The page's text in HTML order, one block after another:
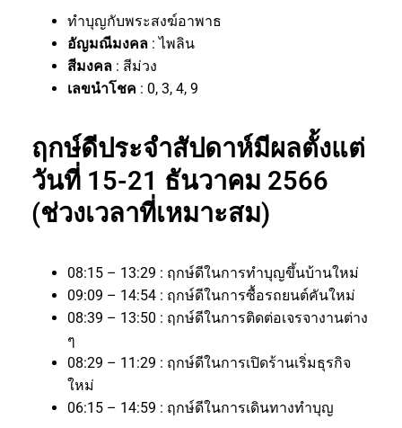
ทำบุญกับพระสงฆ์อาพาธ
อัญมณีมงคล : ไพลิน
สีมงคล : สีม่วง
เลขนำโชค : 0, 3, 4, 9
ฤกษ์ดีประจำสัปดาห์มีผลตั้งแต่
วันที่ 15-21 ธันวาคม 2566
(ช่วงเวลาที่เหมาะสม)
08:15 – 13:29 : ฤกษ์ดีในการทำบุญขึ้นบ้านใหม่
09:09 – 14:54 : ฤกษ์ดีในการซื้อรถยนต์คันใหม่
08:39 – 13:50 : ฤกษ์ดีในการติดต่อเจรจางานต่าง
ๆ
08:29 – 11:29 : ฤกษ์ดีในการเปิดร้านเริ่มธุรกิจ
ใหม่
06:15 – 14:59 : ฤกษ์ดีในการเดินทางทำบุญ